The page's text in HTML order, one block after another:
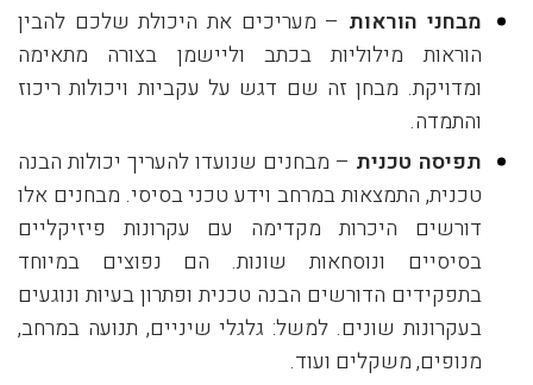
מבחני הוראות – מעריכים את היכולת שלכם להבין
הוראות מילוליות בכתב וליישמן בצורה מתאימה
ומדויקת. מבחן זה שם דגש על עקביות ויכולות ריכוז
והתמדה.
תפיסה טכנית – מבחנים שנועדו להעריך יכולות הבנה
טכנית, התמצאות במרחב וידע טכני בסיסי. מבחנים אלו
דורשים היכרות מקדימה עם עקרונות פיזיקליים
בסיסיים ונוסחאות שונות. הם נפוצים במיוחד
בתפקידים הדורשים הבנה טכנית ופתרון בעיות ונוגעים
בעקרונות שונים. למשל: גלגלי שיניים, תנועה במרחב,
מנופים, משקלים ועוד.